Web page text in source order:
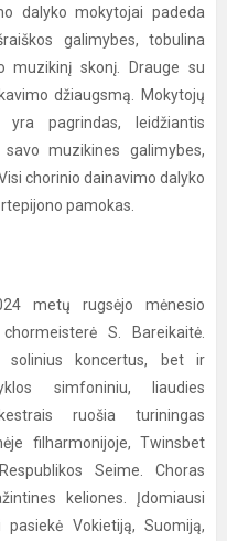
dalyko mokytojai padeda
galimybes, tobulina
muzikinį skonį. Drauge su
džiaugsmą. Mokytojų
pagrindas, leidžiantis
muzikines galimybes,
chorinio dainavimo dalyko
pamokas.
metų rugsėjo mėnesio
S. Bareikaitė.
solinius koncertus, bet ir
simfoniniu, liaudies
ruošia turiningas
filharmonijoje, Twinsbet
Seime. Choras
keliones. Įdomiausi
Vokietiją, Suomiją,